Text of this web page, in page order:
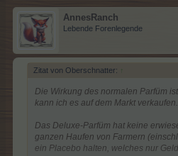
AnnesRanch
Lebende Forenlegende
Zitat von Oberschnatter: ↑
Die Wirkung des normalen Parfüm
kann ich es auf dem Markt verkaufen.
Das Deluxe-Parfüm hat keine
ganzen Haufen von Farmern
ein Placebo halten, welches nur